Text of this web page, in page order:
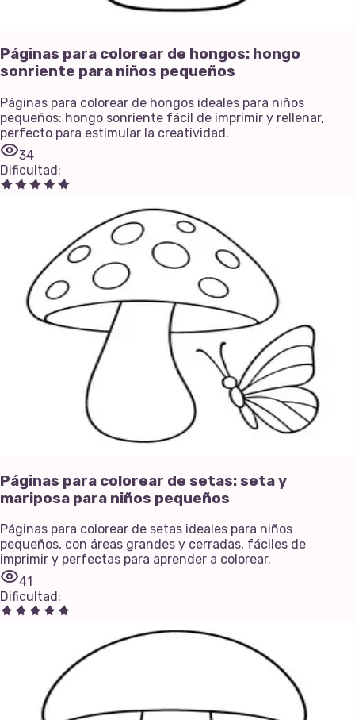
Páginas para colorear de hongos: hongo
sonriente para niños pequeños
Páginas para colorear de hongos ideales para niños
pequeños: hongo sonriente fácil de imprimir y rellenar,
perfecto para estimular la creatividad.
34
Dificultad:
Páginas para colorear de setas: seta y
mariposa para niños pequeños
Páginas para colorear de setas ideales para niños
pequeños, con áreas grandes y cerradas, fáciles de
imprimir y perfectas para aprender a colorear.
41
Dificultad :